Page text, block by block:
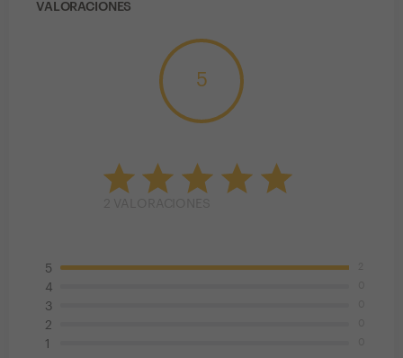
VALORACIONES
5
5
4
3
2
1